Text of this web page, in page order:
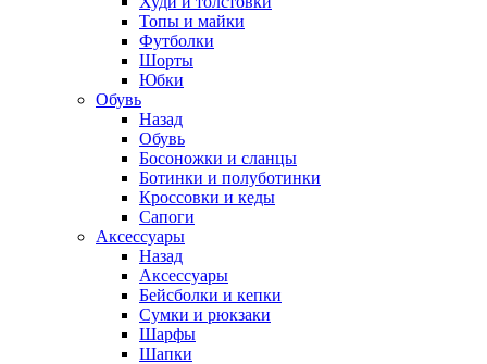
Топы и майки
Футболки
Шорты
Юбки
Обувь
Назад
Обувь
Босоножки и сланцы
Ботинки и полуботинки
Кроссовки и кеды
Сапоги
Аксессуары
Назад
Аксессуары
Бейсболки и кепки
Сумки и рюкзаки
Шарфы
Шапки